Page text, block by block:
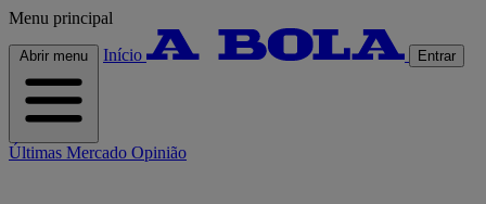
Menu principal
Abrir menu Início Entrar
Últimas Mercado Opinião